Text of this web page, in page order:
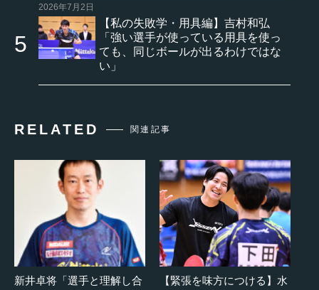
2026年7月2日
【私の失敗学・用具編】吉村和弘
「強い選手が使っている用具を使っ
ても、同じボールが出るわけではな
い」
RELATED 関連記事
新井卓将「選手と理解し合
【緊張を味方につける】水